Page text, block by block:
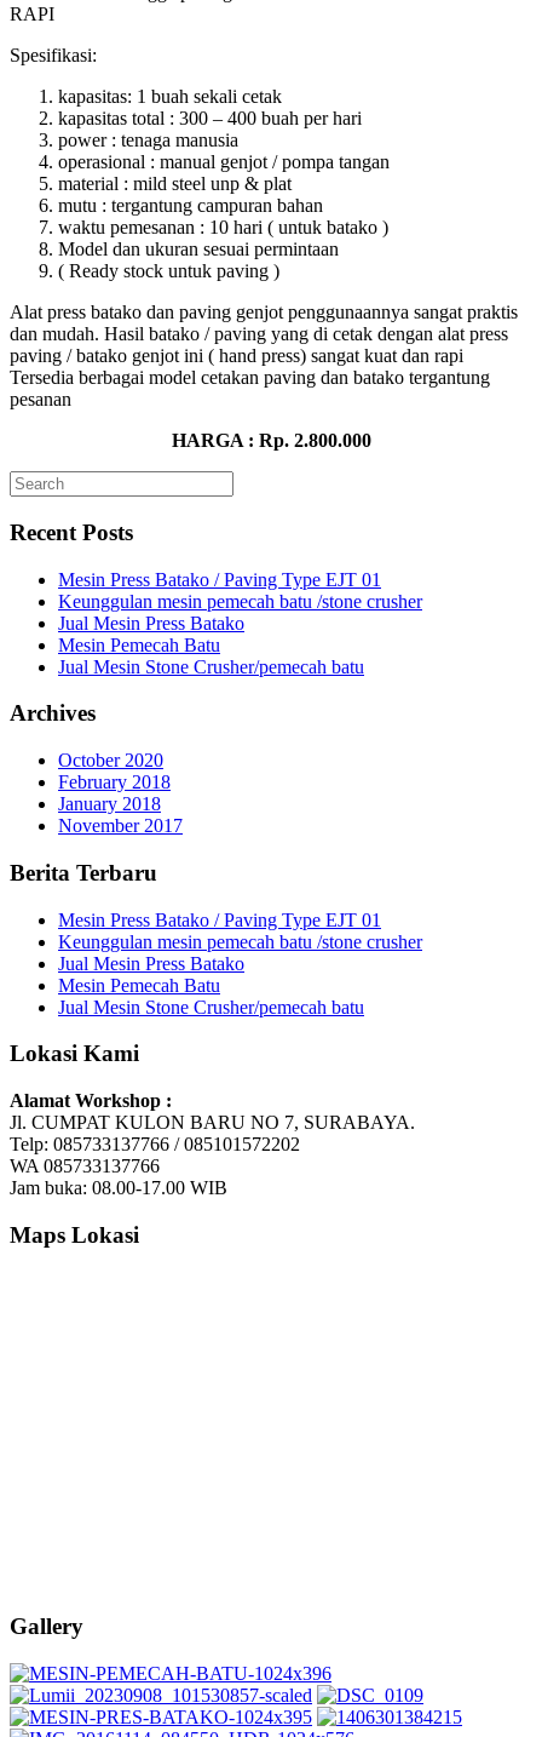
RAPI
Spesifikasi:
kapasitas: 1 buah sekali cetak
kapasitas total : 300 – 400 buah per hari
power : tenaga manusia
operasional : manual genjot / pompa tangan
material : mild steel unp & plat
mutu : tergantung campuran bahan
waktu pemesanan : 10 hari ( untuk batako )
Model dan ukuran sesuai permintaan
( Ready stock untuk paving )
Alat press batako dan paving genjot penggunaannya sangat praktis
dan mudah. Hasil batako / paving yang di cetak dengan alat press
paving / batako genjot ini ( hand press) sangat kuat dan rapi
Tersedia berbagai model cetakan paving dan batako tergantung
pesanan
HARGA : Rp. 2.800.000
Recent Posts
Mesin Press Batako / Paving Type EJT 01
Keunggulan mesin pemecah batu /stone crusher
Jual Mesin Press Batako
Mesin Pemecah Batu
Jual Mesin Stone Crusher/pemecah batu
Archives
October 2020
February 2018
January 2018
November 2017
Berita Terbaru
Mesin Press Batako / Paving Type EJT 01
Keunggulan mesin pemecah batu /stone crusher
Jual Mesin Press Batako
Mesin Pemecah Batu
Jual Mesin Stone Crusher/pemecah batu
Lokasi Kami
Alamat Workshop :
Jl. CUMPAT KULON BARU NO 7, SURABAYA.
Telp: 085733137766 / 085101572202
WA 085733137766
Jam buka: 08.00-17.00 WIB
Maps Lokasi
Gallery